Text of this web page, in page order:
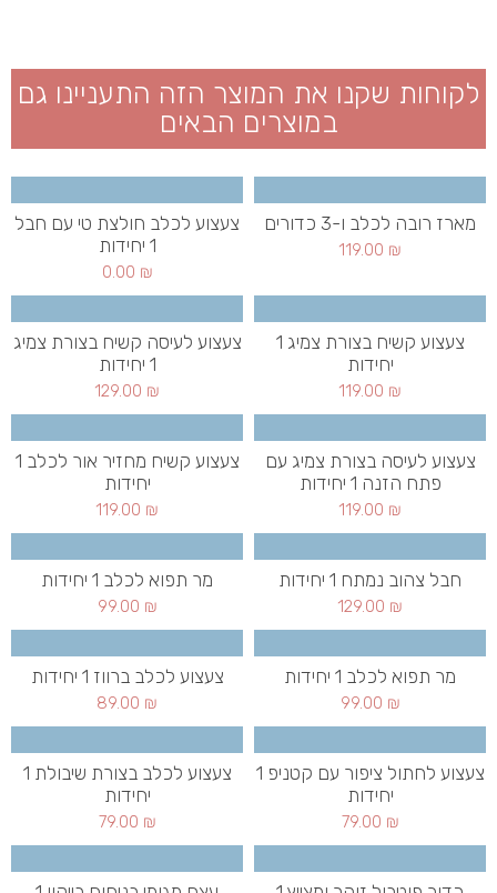
לקוחות שקנו את המוצר הזה התעניינו גם
במוצרים הבאים
מארז רובה לכלב ו-3 כדורים
119.00 ₪
צעצוע לכלב חולצת טי עם חבל
1 יחידות
0.00 ₪
צעצוע קשיח בצורת צמיג 1
יחידות
119.00 ₪
צעצוע לעיסה קשיח בצורת צמיג
1 יחידות
129.00 ₪
צעצוע לעיסה בצורת צמיג עם
פתח הזנה 1 יחידות
119.00 ₪
צעצוע קשיח מחזיר אור לכלב 1
יחידות
119.00 ₪
חבל צהוב נמתח 1 יחידות
129.00 ₪
מר תפוא לכלב 1 יחידות
99.00 ₪
מר תפוא לכלב 1 יחידות
99.00 ₪
צעצוע לכלב ברווז 1 יחידות
89.00 ₪
צעצוע לחתול ציפור עם קטניפ 1
יחידות
79.00 ₪
צעצוע לכלב בצורת שיבולת 1
יחידות
79.00 ₪